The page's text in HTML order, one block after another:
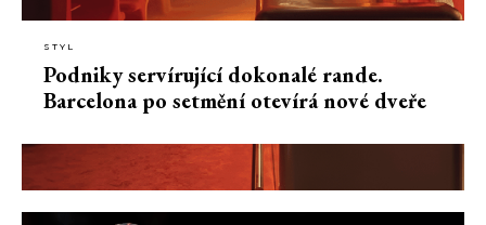
STYL
Podniky servírující dokonalé rande.
Barcelona po setmění otevírá nové dveře